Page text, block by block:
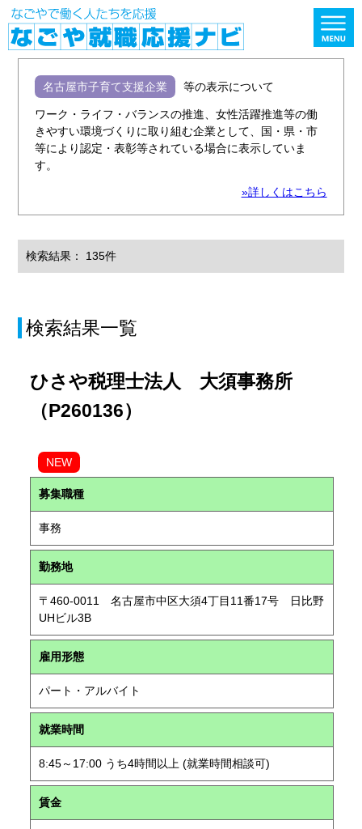
名古屋市子育て支援企業 等の表示について
ワーク・ライフ・バランスの推進、女性活躍推進等の働
きやすい環境づくりに取り組む企業として、国・県・市
等により認定・表彰等されている場合に表示していま
す。
»詳しくはこちら
検索結果： 135件
検索結果一覧
ひさや税理士法人 大須事務所
（P260136）
NEW
募集職種
事務
勤務地
〒460-0011 名古屋市中区大須4丁目11番17号 日比野
UHビル3B
雇用形態
パート・アルバイト
就業時間
8:45～17:00 うち4時間以上 (就業時間相談可)
賃金